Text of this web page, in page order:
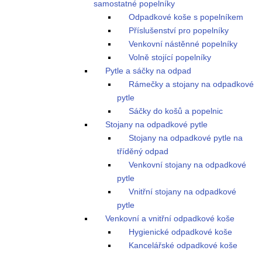
samostatné popelníky
Odpadkové koše s popelníkem
Příslušenství pro popelníky
Venkovní nástěnné popelníky
Volně stojící popelníky
Pytle a sáčky na odpad
Rámečky a stojany na odpadkové
pytle
Sáčky do košů a popelnic
Stojany na odpadkové pytle
Stojany na odpadkové pytle na
tříděný odpad
Venkovní stojany na odpadkové
pytle
Vnitřní stojany na odpadkové
pytle
Venkovní a vnitřní odpadkové koše
Hygienické odpadkové koše
Kancelářské odpadkové koše